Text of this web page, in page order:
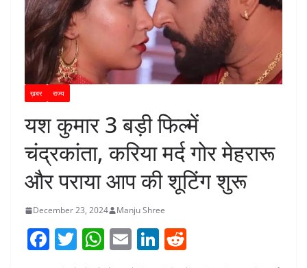
ख़बर राज्य
यश कुमार 3 बड़ी फिल्में
चंद्रकांता, करिया मर्द गोर मेहरारू
और पराया आप की शूटिंग शुरू
December 23, 2024 Manju Shree
F T
w
W
h
E
m
Li
n e